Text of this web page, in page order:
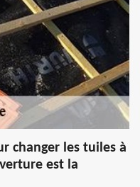
changer les tuiles à
est la